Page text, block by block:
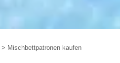
> Mischbettpatronen kaufen